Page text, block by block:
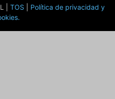
| TOS
Política de privacidad y
.